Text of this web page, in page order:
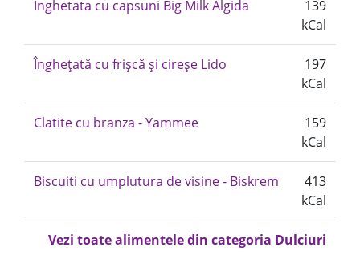
Inghetata cu capsuni Big Milk Algida
139
kCal
Înghețată cu frișcă și cireșe Lido
197
kCal
Clatite cu branza - Yammee
159
kCal
Biscuiti cu umplutura de visine - Biskrem
413
kCal
Vezi toate alimentele din categoria Dulciuri